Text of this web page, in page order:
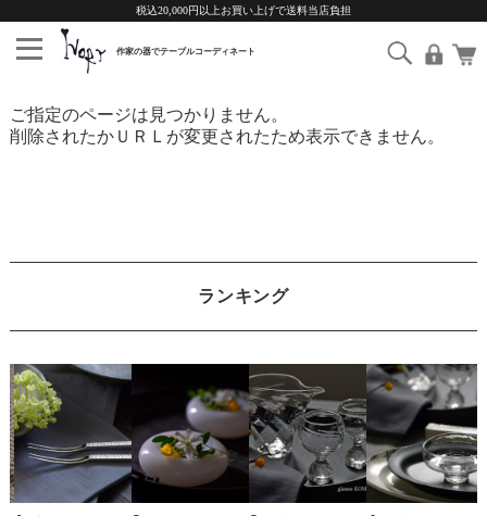
税込20,000円以上お買い上げで送料当店負担
ご指定のページは見つかりません。
削除されたかＵＲＬが変更されたため表示できません。
ランキング